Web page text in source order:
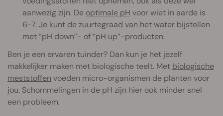
aanwezig zijn. De optimale pH voor wiet in aarde is
6-7. Je kunt de zuurtegraad van het water bijstellen
met “pH down”- of “pH up”-producten.
Ben je een ervaren tuinder? Dan kun je het jezelf
makkelijker maken met biologische teelt. Met biologische
meststoffen voeden micro-organismen de planten voor
jou. Schommelingen in de pH zijn hier ook minder snel
een probleem.